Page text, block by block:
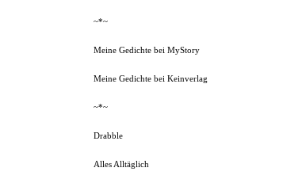
~*~
Meine Gedichte bei MyStory
Meine Gedichte bei Keinverlag
~*~
Drabble
Alles Alltäglich